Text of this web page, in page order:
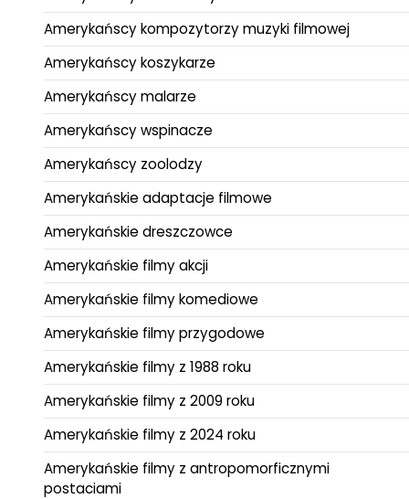
Amerykańscy kompozytorzy muzyki filmowej
Amerykańscy koszykarze
Amerykańscy malarze
Amerykańscy wspinacze
Amerykańscy zoolodzy
Amerykańskie adaptacje filmowe
Amerykańskie dreszczowce
Amerykańskie filmy akcji
Amerykańskie filmy komediowe
Amerykańskie filmy przygodowe
Amerykańskie filmy z 1988 roku
Amerykańskie filmy z 2009 roku
Amerykańskie filmy z 2024 roku
Amerykańskie filmy z antropomorficznymi
postaciami